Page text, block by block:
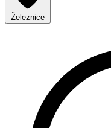
Železnice